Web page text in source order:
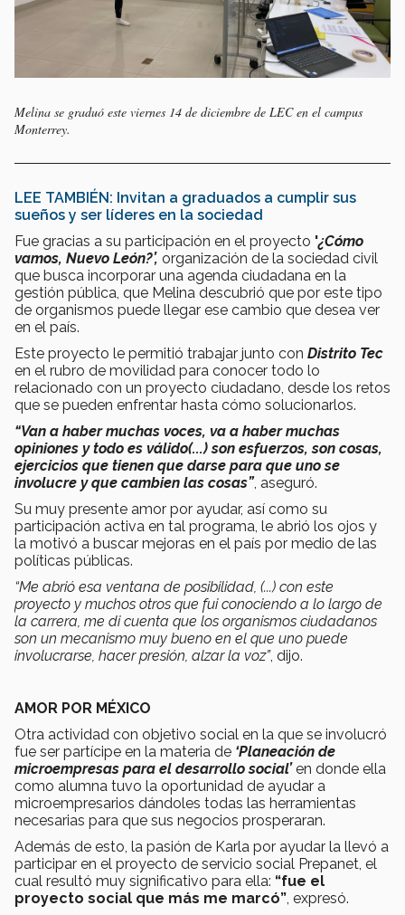
Melina se graduó este viernes 14 de diciembre de LEC en el campus
Monterrey.
LEE TAMBIÉN: Invitan a graduados a cumplir sus
sueños y ser líderes en la sociedad
Fue gracias a su participación en el proyecto '¿Cómo
vamos, Nuevo León?’, organización de la sociedad civil
que busca incorporar una agenda ciudadana en la
gestión pública, que Melina descubrió que por este tipo
de organismos puede llegar ese cambio que desea ver
en el país.
Este proyecto le permitió trabajar junto con Distrito Tec
en el rubro de movilidad para conocer todo lo
relacionado con un proyecto ciudadano, desde los retos
que se pueden enfrentar hasta cómo solucionarlos.
“Van a haber muchas voces, va a haber muchas
opiniones y todo es válido(...) son esfuerzos, son cosas,
ejercicios que tienen que darse para que uno se
involucre y que cambien las cosas”, aseguró.
Su muy presente amor por ayudar, así como su
participación activa en tal programa, le abrió los ojos y
la motivó a buscar mejoras en el país por medio de las
políticas públicas.
“Me abrió esa ventana de posibilidad, (...) con este
proyecto y muchos otros que fui conociendo a lo largo de
la carrera, me di cuenta que los organismos ciudadanos
son un mecanismo muy bueno en el que uno puede
involucrarse, hacer presión, alzar la voz”, dijo.
AMOR POR MÉXICO
Otra actividad con objetivo social en la que se involucró
fue ser partícipe en la materia de ‘Planeación de
microempresas para el desarrollo social’en donde ella
como alumna tuvo la oportunidad de ayudar a
microempresarios dándoles todas las herramientas
necesarias para que sus negocios prosperaran.
Además de esto, la pasión de Karla por ayudar la llevó a
participar en el proyecto de servicio social Prepanet, el
cual resultó muy significativo para ella: “fue el
proyecto social que más me marcó” , expresó.